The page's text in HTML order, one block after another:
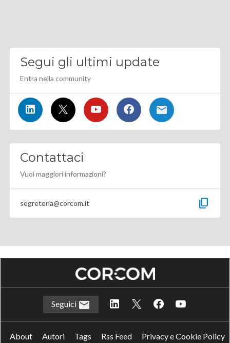
Segui gli ultimi update
Entra nella community
Contattaci
Vuoi maggiori informazioni?
segreteria@corcom.it content_copy
Seguici
About Autori Tags Rss Feed
Privacy e Cookie Policy